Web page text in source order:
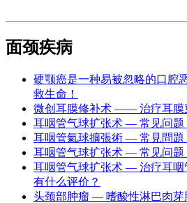
面颈疾病
硬颚癌是一种易被忽略的口腔
救生命！
微创耳膜修补术 —— 治疗耳膜
耳咽管气球扩张术 — 常见问题
耳咽管氣球擴張術 — 常見問題
耳咽管气球扩张术 — 常见问题
耳咽管气球扩张术 — 治疗耳咽
有什么评价？
头颈部肿瘤 — 嗜酸性淋巴肉芽